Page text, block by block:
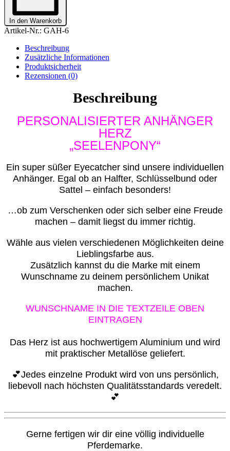
In den Warenkorb
Artikel-Nr.: GAH-6
Beschreibung
Zusätzliche Informationen
Produktsicherheit
Rezensionen (0)
Beschreibung
PERSONALISIERTER ANHÄNGER
HERZ
„SEELENPONY“
Ein super süßer Eyecatcher sind unsere individuellen
Anhänger. Egal ob an Halfter, Schlüsselbund oder
Sattel – einfach besonders!
…ob zum Verschenken oder sich selber eine Freude
machen – damit liegst du immer richtig.
Wähle aus vielen verschiedenen Möglichkeiten deine
Lieblingsfarbe aus.
Zusätzlich kannst du die Marke mit einem
Wunschname zu deinem persönlichem Unikat
machen.
WUNSCHNAME IN DIE TEXTZEILE OBEN
EINTRAGEN
Das Herz ist aus hochwertigem Aluminium und wird
mit praktischer Metallöse geliefert.
💕Jedes einzelne Produkt wird von uns persönlich,
liebevoll nach höchsten Qualitätsstandards veredelt.
💕
Gerne fertigen wir dir eine völlig individuelle
Pferdemarke.